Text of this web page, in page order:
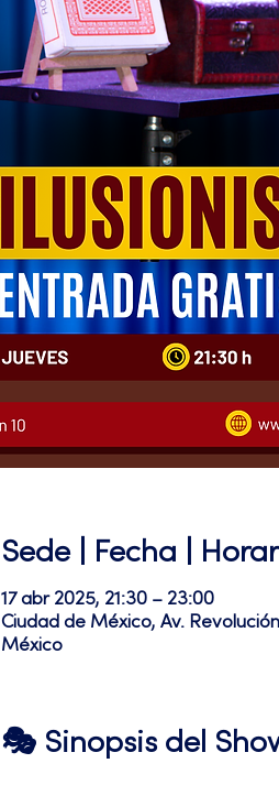
Sede | Fecha |
17 abr 2025, 21:30 – 23:00
Ciudad de México, Av.
México
🎭 Sinopsis del